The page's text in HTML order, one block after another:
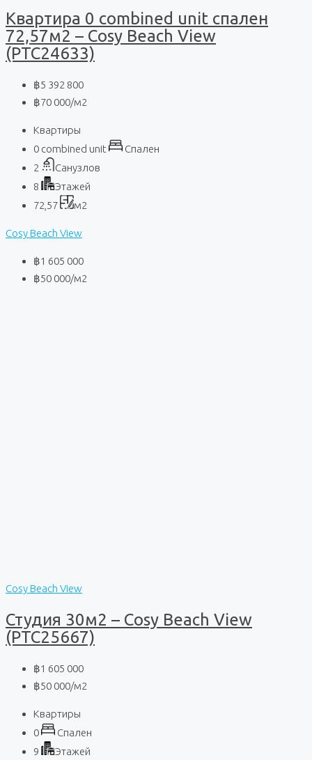
Квартира 0 combined unit спален
72,57м2 – Cosy Beach View
(PTC24633)
฿5 392 800
฿70 000/м2
Квартиры
0 combined unit
Спален
2
Санузлов
8
Этажей
72,57
м2
Cosy Beach View
฿1 605 000
฿50 000/м2
Cosy Beach View
Студия 30м2 – Cosy Beach View
(PTC25667)
฿1 605 000
฿50 000/м2
Квартиры
0
Спален
9
Этажей